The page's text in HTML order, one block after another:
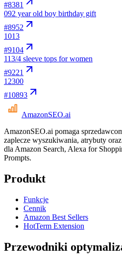
#8381
092 year old boy birthday gift
#8952
1013
#9104
113/4 sleeve tops for women
#9221
12300
#10893
AmazonSEO.ai
AmazonSEO.ai pomaga
zaplecze wyszukiwania, atrybuty
dla Amazon Search, Alexa for
Prompts.
Produkt
Funkcje
Cennik
Amazon Best Sellers
HotTerm Extension
Przewodniki